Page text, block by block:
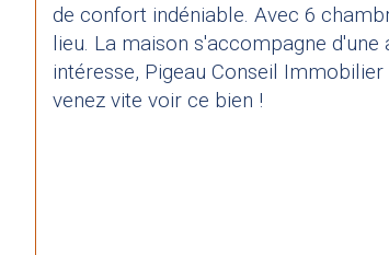
de confort indéniable. Avec 6
lieu. La maison s'accompagne
intéresse, Pigeau Conseil
venez vite voir ce bien !